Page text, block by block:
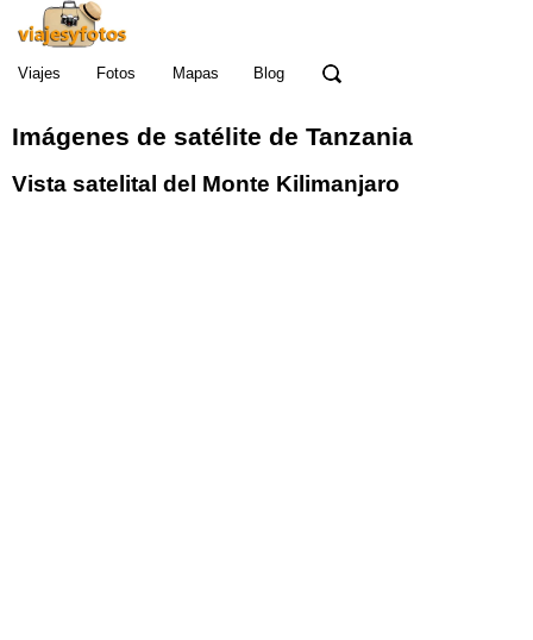
Viajes Fotos Mapas Blog
Imágenes de satélite de Tanzania
Vista satelital del Monte Kilimanjaro